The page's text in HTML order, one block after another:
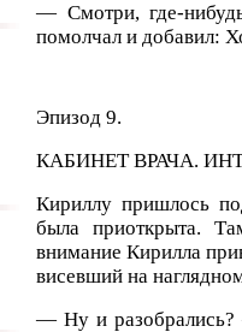
— Смотри, где-
помолчал и добавил:
Эпизод 9.
КАБИНЕТ ВРАЧА.
Кириллу пришлось
была приоткрыта.
внимание Кирилла
висевший на
— Ну и разобрались?